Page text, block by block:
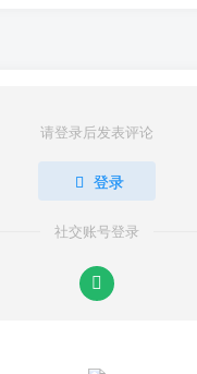
请登录后发表评论
登录
社交账号登录